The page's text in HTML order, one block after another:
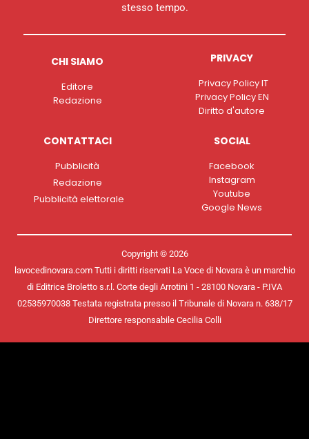
stesso tempo.
CHI SIAMO
Editore
Redazione
PRIVACY
Privacy Policy IT
Privacy Policy EN
Diritto d'autore
CONTATTACI
Pubblicità
Redazione
Pubblicità elettorale
SOCIAL
Facebook
Instagram
Youtube
Google News
Copyright © 2026
lavocedinovara.com Tutti i diritti riservati La Voce di Novara è un marchio
di Editrice Broletto s.r.l. Corte degli Arrotini 1 - 28100 Novara - P.IVA
02535970038 Testata registrata presso il Tribunale di Novara n. 638/17
Direttore responsabile Cecilia Colli